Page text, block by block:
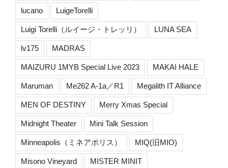
lucano LuigeTorelli
Luigi Torelli（ルイージ・トレッリ） LUNA SEA
lv175 MADRAS
MAIZURU 1MYB Special Live 2023 MAKAI HALE
Maruman Me262 A-1a／R1 Megalith IT Alliance
MEN OF DESTINY Merry Xmas Special
Midnight Theater Mini Talk Session
Minneapolis（ミネアポリス） MIQ(旧MIO)
Misono Vineyard MISTER MINIT